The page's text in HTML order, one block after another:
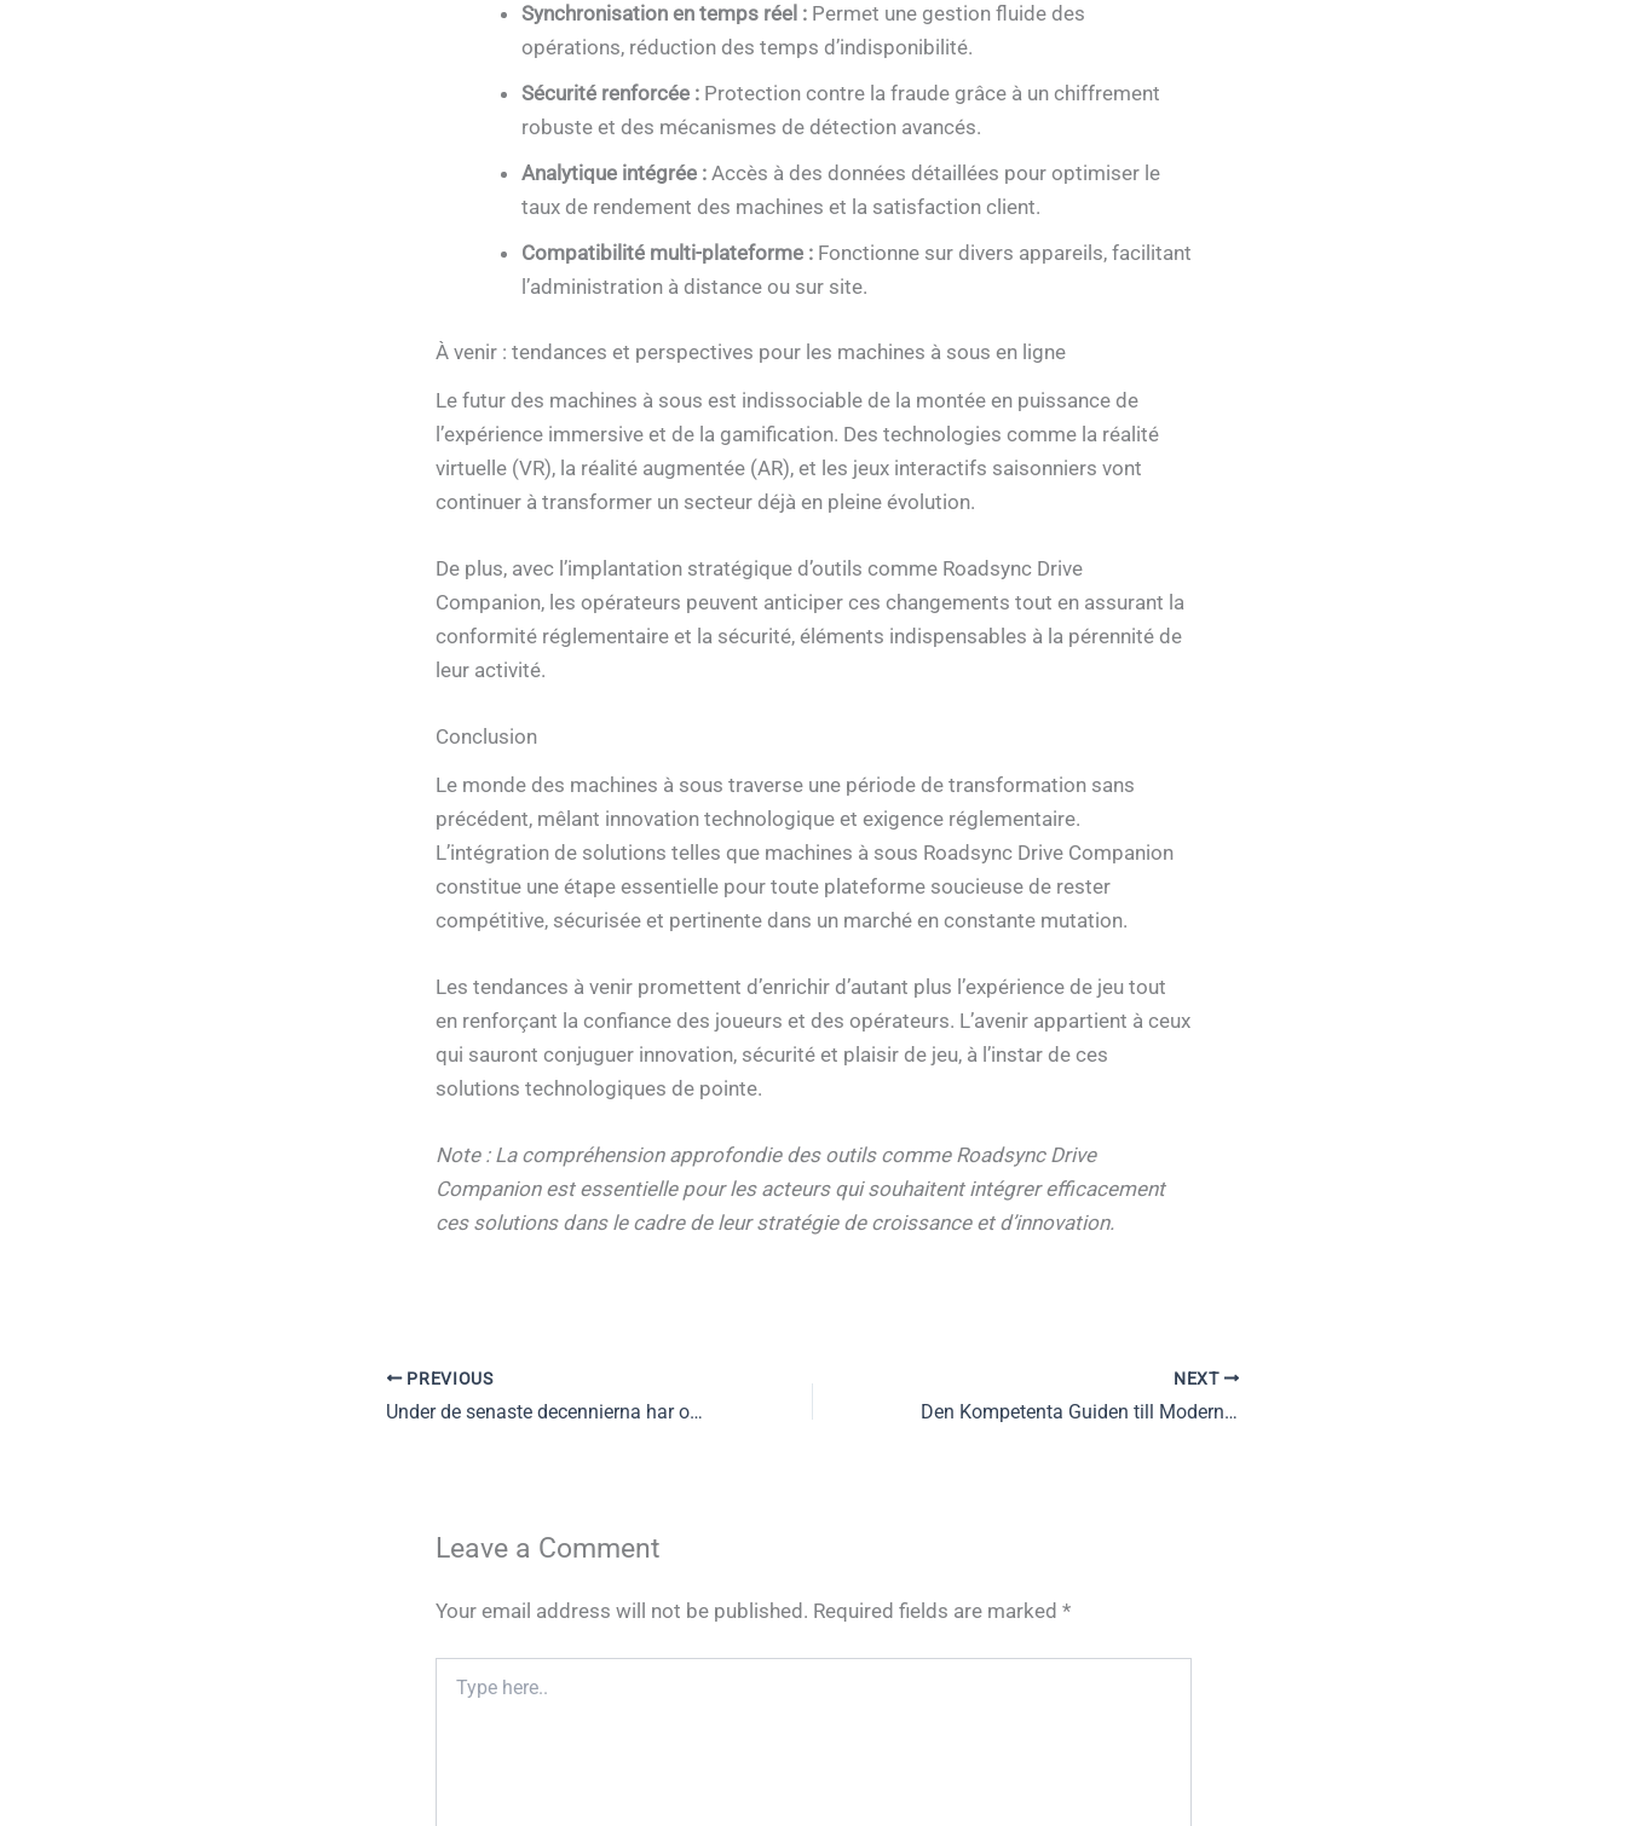
Synchronisation en temps réel :Permet une gestion fluide des
opérations, réduction des temps d’indisponibilité.
Sécurité renforcée :Protection contre la fraude grâce à un chiffrement
robuste et des mécanismes de détection avancés.
Analytique intégrée :Accès à des données détaillées pour optimiser le
taux de rendement des machines et la satisfaction client.
Compatibilité multi-plateforme :Fonctionne sur divers appareils, facilitant
l’administration à distance ou sur site.
À venir : tendances et perspectives pour les machines à sous en ligne
Le futur des machines à sous est indissociable de la montée en puissance de
l’expérience immersive et de la gamification. Des technologies comme la réalité
virtuelle (VR), la réalité augmentée (AR), et les jeux interactifs saisonniers vont
continuer à transformer un secteur déjà en pleine évolution.
De plus, avec l’implantation stratégique d’outils comme Roadsync Drive
Companion, les opérateurs peuvent anticiper ces changements tout en assurant la
conformité réglementaire et la sécurité, éléments indispensables à la pérennité de
leur activité.
Conclusion
Le monde des machines à sous traverse une période de transformation sans
précédent, mêlant innovation technologique et exigence réglementaire.
L’intégration de solutions telles que machines à sous Roadsync Drive Companion
constitue une étape essentielle pour toute plateforme soucieuse de rester
compétitive, sécurisée et pertinente dans un marché en constante mutation.
Les tendances à venir promettent d’enrichir d’autant plus l’expérience de jeu tout
en renforçant la confiance des joueurs et des opérateurs. L’avenir appartient à ceux
qui sauront conjuguer innovation, sécurité et plaisir de jeu, à l’instar de ces
solutions technologiques de pointe.
Note : La compréhension approfondie des outils comme Roadsync Drive
Companion est essentielle pour les acteurs qui souhaitent intégrer efficacement
ces solutions dans le cadre de leur stratégie de croissance et d’innovation.
PREVIOUS
Under de senaste decennierna har onlinekasinobranschen genomgått en dramatisk förvandling, driven av
NEXT
Den Kompetenta Guiden till Moderna Mobilcasinon: Hur Man Väljer Det Bästa
Leave a Comment
Your email address will not be published. Required fields are marked *
here..